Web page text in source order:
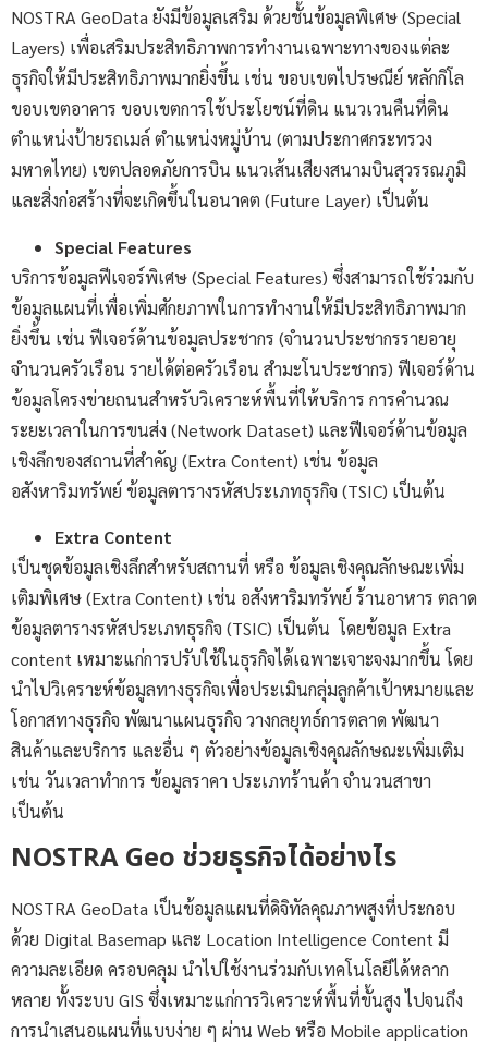
NOSTRA GeoData ยังมีข้อมูลเสริม ด้วยชั้นข้อมูลพิเศษ (Special
Layers) เพื่อเสริมประสิทธิภาพการทำงานเฉพาะทางของแต่ละ
ธุรกิจให้มีประสิทธิภาพมากยิ่งขึ้น เช่น ขอบเขตไปรษณีย์ หลักกิโล
ขอบเขตอาคาร ขอบเขตการใช้ประโยชน์ที่ดิน แนวเวนคืนที่ดิน
ตำแหน่งป้ายรถเมล์ ตำแหน่งหมู่บ้าน (ตามประกาศกระทรวง
มหาดไทย) เขตปลอดภัยการบิน แนวเส้นเสียงสนามบินสุวรรณภูมิ
และสิ่งก่อสร้างที่จะเกิดขึ้นในอนาคต (Future Layer) เป็นต้น
Special Features
บริการข้อมูลฟีเจอร์พิเศษ (Special Features) ซึ่งสามารถใช้ร่วมกับ
ข้อมูลแผนที่เพื่อเพิ่มศักยภาพในการทำงานให้มีประสิทธิภาพมาก
ยิ่งขึ้น เช่น ฟีเจอร์ด้านข้อมูลประชากร (จำนวนประชากรรายอายุ
จำนวนครัวเรือน รายได้ต่อครัวเรือน สำมะโนประชากร) ฟีเจอร์ด้าน
ข้อมูลโครงข่ายถนนสำหรับวิเคราะห์พื้นที่ให้บริการ การคำนวณ
ระยะเวลาในการขนส่ง (Network Dataset) และฟีเจอร์ด้านข้อมูล
เชิงลึกของสถานที่สำคัญ (Extra Content) เช่น ข้อมูล
อสังหาริมทรัพย์ ข้อมูลตารางรหัสประเภทธุรกิจ (TSIC) เป็นต้น
Extra Content
เป็นชุดข้อมูลเชิงลึกสำหรับสถานที่ หรือ ข้อมูลเชิงคุณลักษณะเพิ่ม
เติมพิเศษ (Extra Content) เช่น อสังหาริมทรัพย์ ร้านอาหาร ตลาด
ข้อมูลตารางรหัสประเภทธุรกิจ (TSIC) เป็นต้น โดยข้อมูล Extra
content เหมาะแก่การปรับใช้ในธุรกิจได้เฉพาะเจาะจงมากขึ้น โดย
นำไปวิเคราะห์ข้อมูลทางธุรกิจเพื่อประเมินกลุ่มลูกค้าเป้าหมายและ
โอกาสทางธุรกิจ พัฒนาแผนธุรกิจ วางกลยุทธ์การตลาด พัฒนา
สินค้าและบริการ และอื่น ๆ ตัวอย่างข้อมูลเชิงคุณลักษณะเพิ่มเติม
เช่น วันเวลาทำการ ข้อมูลราคา ประเภทร้านค้า จำนวนสาขา
เป็นต้น
NOSTRA Geo ช่วยธุรกิจได้อย่างไร
NOSTRA GeoData เป็นข้อมูลแผนที่ดิจิทัลคุณภาพสูงที่ประกอบ
ด้วย Digital Basemap และ Location Intelligence Content มี
ความละเอียด ครอบคลุม นำไปใช้งานร่วมกับเทคโนโลยีได้หลาก
หลาย ทั้งระบบ GIS ซึ่งเหมาะแก่การวิเคราะห์พื้นที่ขั้นสูง ไปจนถึง
การนำเสนอแผนที่แบบง่าย ๆ ผ่าน Web หรือ Mobile application